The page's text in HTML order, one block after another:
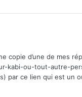
copie d’une de mes
kabi-ou-tout-autre-
par ce lien qui est un